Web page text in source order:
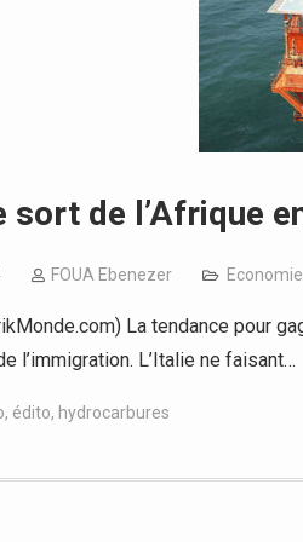
sort de l’Afrique
FOUA Ebenezer Economie
La tendance pour
l’immigration. L’Italie ne faisant…
, édito, hydrocarbures